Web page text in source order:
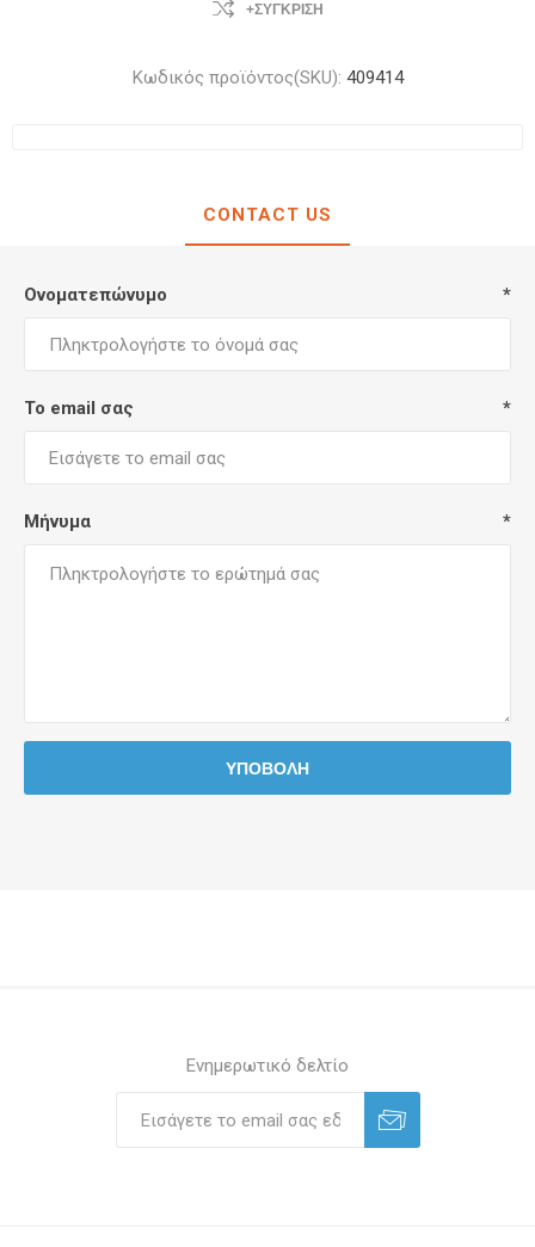
+ΣΎΓΚΡΙΣΗ
Κωδικός προϊόντος(SKU): 409414
CONTACT US
Ονοματεπώνυμο *
Το email σας *
Μήνυμα *
Ενημερωτικό δελτίο